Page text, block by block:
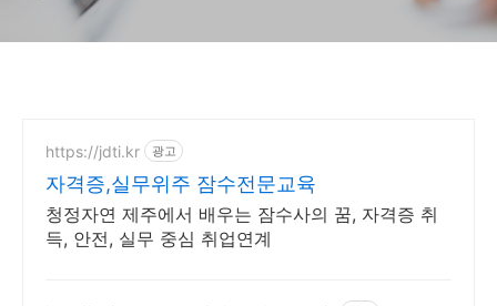
https://jdti.kr 광고
자격증,실무위주 잠수전문교육
청정자연 제주에서 배우는 잠수사의 꿈, 자격증 취
득, 안전, 실무 중심 취업연계